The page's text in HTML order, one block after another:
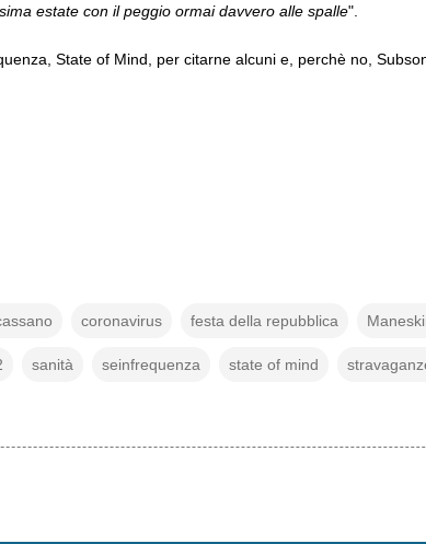
estate con il peggio ormai davvero alle spalle".
State of Mind, per citarne alcuni e, perchè no,
coronavirus festa della repubblica
sanità seinfrequenza state of mind